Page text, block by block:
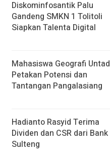
Diskominfosantik Palu
Gandeng SMKN 1 Tolitoli
Siapkan Talenta Digital
Mahasiswa Geografi Untad
Petakan Potensi dan
Tantangan Pangalasiang
Hadianto Rasyid Terima
Dividen dan CSR dari Bank
Sulteng